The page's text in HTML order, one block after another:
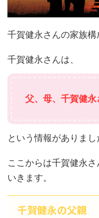
千賀健永さんの家族構
千賀健永さんは、
父、母、千賀健
という情報がありまし
ここからは千賀健永
いきます。
千賀健永の父親